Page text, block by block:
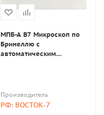
МПБ-А В7 Микроскоп по
Бринеллю с
автоматическим
Производитель
РФ: ВОСТОК-7